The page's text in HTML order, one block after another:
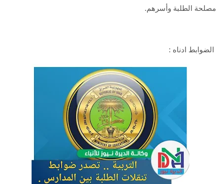
مصلحة الطلبة وأسرهم.
الضوابط ادناه :